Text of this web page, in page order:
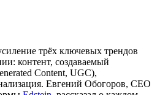
трёх ключевых трендов
контент, создаваемый
Content, UGC),
Евгений Обогоров, СЕО